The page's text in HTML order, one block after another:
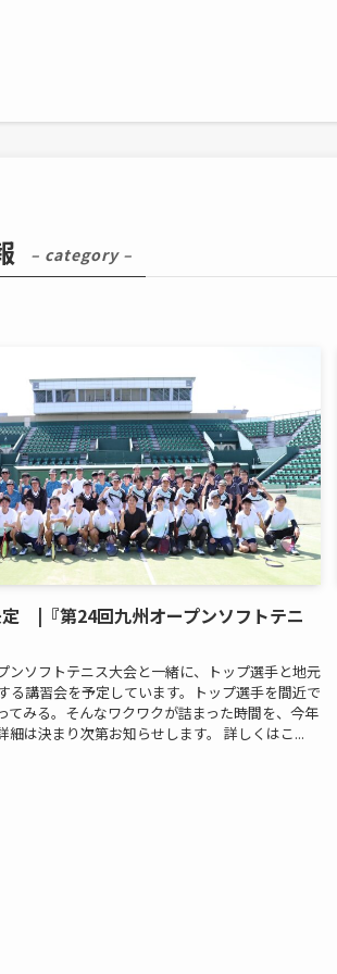
– category –
|『第24回九州オープンソフトテニ
ンソフトテニス大会と一緒に、トップ選手と地元
る講習会を予定しています。トップ選手を間近で
てみる。そんなワクワクが詰まった時間を、今年
細は決まり次第お知らせします。 詳しくはこ...